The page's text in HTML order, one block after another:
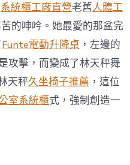
系統櫃工廠直營老舊人體工
的呻吟。她最愛的那盆完
Funte電動升降桌 ，左邊的
攻擊，而變成了林天秤舞
天秤久坐椅子推薦 ，這位
室系統櫃式，強制創造一